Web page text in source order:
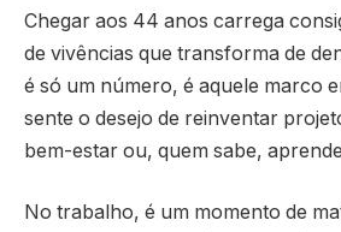
Chegar aos 44 anos carrega
de vivências que transforma de
é só um número, é aquele marco
sente o desejo de reinventar
bem-estar ou, quem sabe,
No trabalho, é um momento de